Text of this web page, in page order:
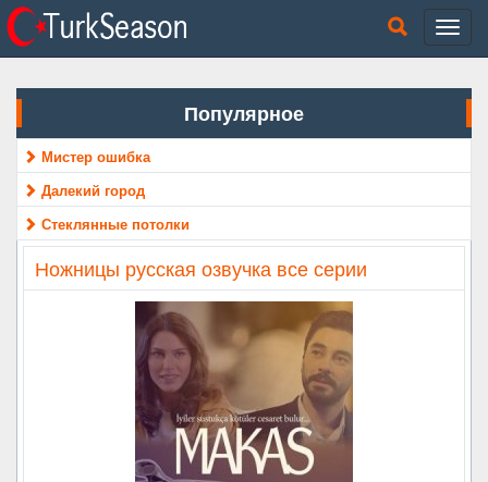
Популярное
Мистер ошибка
Далекий город
Стеклянные потолки
Ножницы русская озвучка все серии